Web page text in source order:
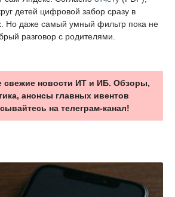
детей цифровой забор сразу в
Но даже самый умный фильтр пока не
разговор с родителями.
свежие новости ИТ и ИБ. Обзоры,
анонсы главных ивентов
на телеграм-канал!